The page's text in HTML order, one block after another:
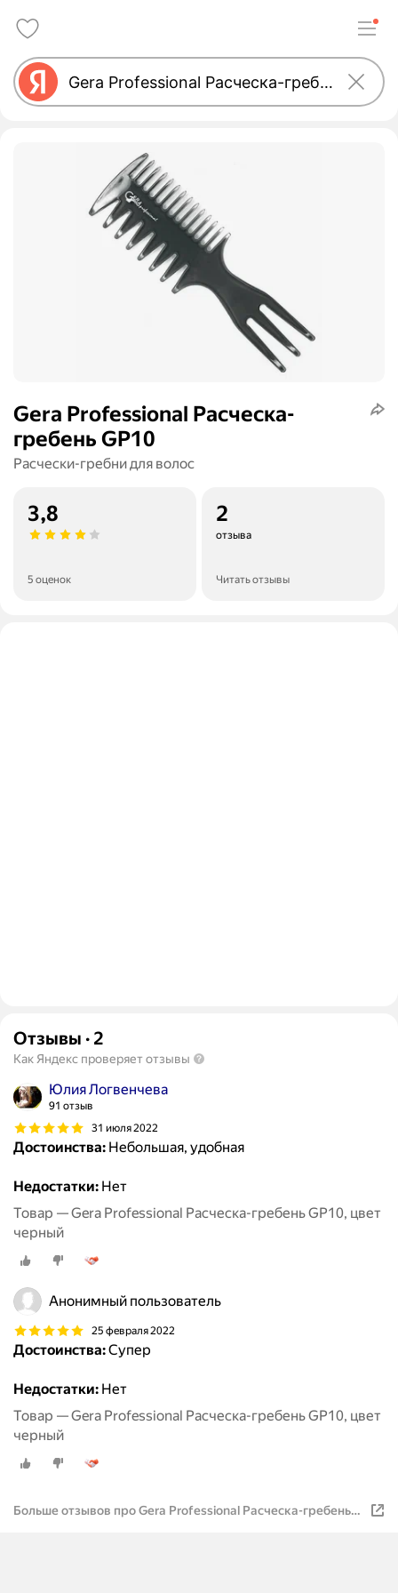
Gera Professional Расческа-
гребень GP10
Расчески-гребни для волос
3,8
5 оценок
2
отзыва
Читать отзывы
Отзывы · 2
Как Яндекс проверяет отзывы
Юлия Логвенчева
91 отзыв
31 июля 2022
Достоинства: Небольшая, удобная
Недостатки: Нет
Товар — Gera Professional Расческа-гребень GP10, цвет
черный
Анонимный пользователь
25 февраля 2022
Достоинства:Супер
Недостатки: Нет
Товар — Gera Professional Расческа-гребень GP10, цвет
черный
Больше отзывов про Gera Professional Расческа-гребень